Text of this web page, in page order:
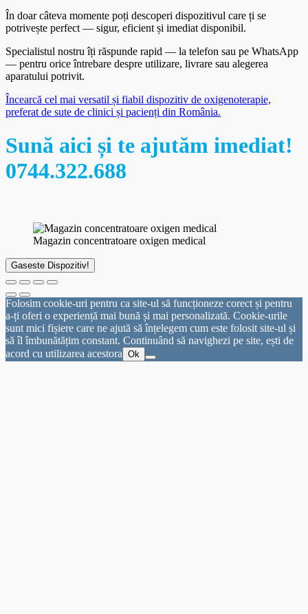
În doar câteva momente poți descoperi dispozitivul care ți se
potrivește perfect — sigur, eficient și imediat disponibil.
Specialistul nostru îți răspunde rapid — la telefon sau pe WhatsApp
— pentru orice întrebare despre utilizare, livrare sau alegerea
aparatului potrivit.
Încearcă cel mai versatil și fiabil dispozitiv de oxigenoterapie,
preferat de sute de clinici și pacienți din România.
Sună aici și te ajutăm imediat!
0744.322.688
Magazin concentratoare oxigen medical
Gaseste Dispozitiv!
Folosim cookie-uri pentru ca site-ul să funcționeze corect și pentru
a-ți oferi o experiență mai bună și mai personalizată. Cookie-urile
sunt mici fișiere care ne ajută să înțelegem cum este folosit site-ul și
să îl îmbunătățim constant. Continuând să navighezi pe site, ești de
acord cu utilizarea acestora Ok